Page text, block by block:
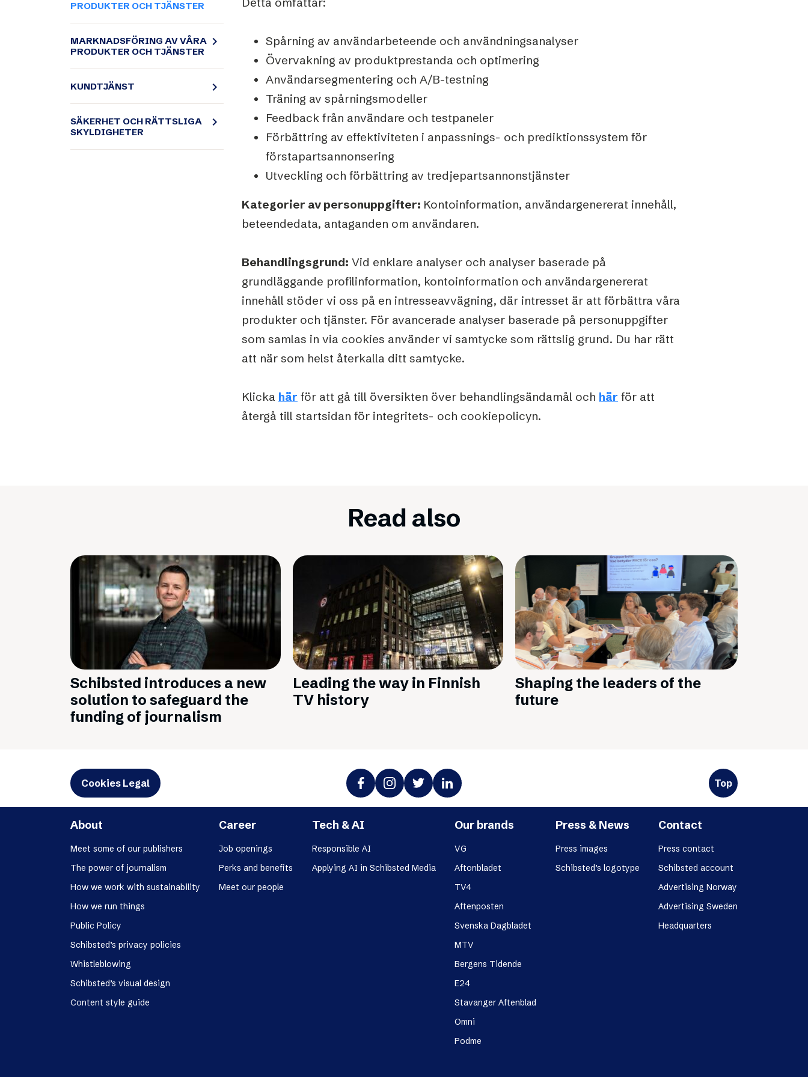
Schibsted’s visual design
Content style guide
PRODUKTER OCH TJÄNSTER
MARKNADSFÖRING AV VÅRA
PRODUKTER OCH TJÄNSTER
navigate_next
KUNDTJÄNST navigate_next
SÄKERHET OCH RÄTTSLIGA
SKYLDIGHETER
navigate_next
Spårning av användarbeteende och användningsanalyser
Övervakning av produktprestanda och optimering
Användarsegmentering och A/B-testning
Träning av spårningsmodeller
Feedback från användare och testpaneler
Förbättring av effektiviteten i anpassnings- och prediktionssystem för
förstapartsannonsering
Utveckling och förbättring av tredjepartsannonstjänster
Kategorier av personuppgifter: Kontoinformation, användargenererat innehåll,
beteendedata, antaganden om användaren.
Behandlingsgrund: Vid enklare analyser och analyser baserade på
grundläggande profilinformation, kontoinformation och användargenererat
innehåll stöder vi oss på en intresseavvägning, där intresset är att förbättra våra
produkter och tjänster. För avancerade analyser baserade på personuppgifter
som samlas in via cookies använder vi samtycke som rättslig grund. Du har rätt
att när som helst återkalla ditt samtycke.
Klicka här för att gå till översikten över behandlingsändamål och här för att
återgå till startsidan för integritets- och cookiepolicyn.
Read also
Schibsted introduces a new
solution to safeguard the
funding of journalism
Leading the way in Finnish
TV history
Shaping the leaders of the
future
Cookies Legal Top
About
Meet some of our publishers
The power of journalism
How we work with sustainability
How we run things
Public Policy
Schibsted’s privacy policies
Whistleblowing
Schibsted’s visual design
Content style guide
Career
Job openings
Perks and benefits
Meet our people
Tech & AI
Responsible AI
Applying AI in Schibsted Media
Our brands
VG
Aftonbladet
TV4
Aftenposten
Svenska Dagbladet
MTV
Bergens Tidende
E24
Stavanger Aftenblad
Omni
Podme
Press & News
Press images
Schibsted’s logotype
Contact
Press contact
Schibsted account
Advertising Norway
Advertising Sweden
Headquarters